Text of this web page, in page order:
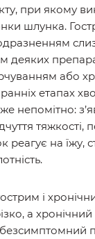
при якому
шлунка.
деяких
або
етапах
непомітно:
тяжкості,
реагує на їжу,
і
а